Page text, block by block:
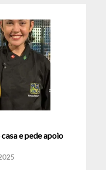
e pede apoio